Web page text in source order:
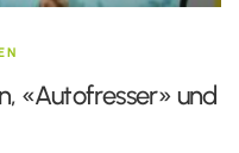
«Autofresser» und